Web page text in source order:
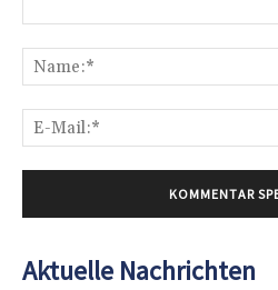
Aktuelle Nachrichten